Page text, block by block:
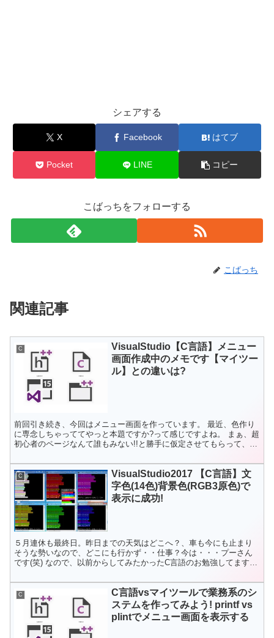
シェアする
X Facebook はてブ
Pocket LINE コピー
こばっちをフォローする
こばっち
関連記事
C
VisualStudio【C言語】メニュー
画面作成中のメモです【マイツー
ル】との違いは?
前回引き続き、今回はメニュー画面を作っています。 最近、色作り
に専念しちゃっててやっと本題ですか?って感じですよね。 まぁ、超
初心者のページなんて誰もみない!!と勝手に仮定させてもらって、
C
VisualStudio2017 【C言語】文
字色(14色)背景色(RGB3原色)で
表示に成功!
５月連休も最終日。昨日までの天気はどこへ？、車も今にも止まり
そうな勢いなので、どこにも行かず・・仕事？今は・・・プーさん
です(笑) なので、以前からしてみたかったC言語のお勉強してます!!
C
C言語vsマイツールで業務系のシ
ステムを作ってみよう! printf vs
plintでメニュー画面を表示する